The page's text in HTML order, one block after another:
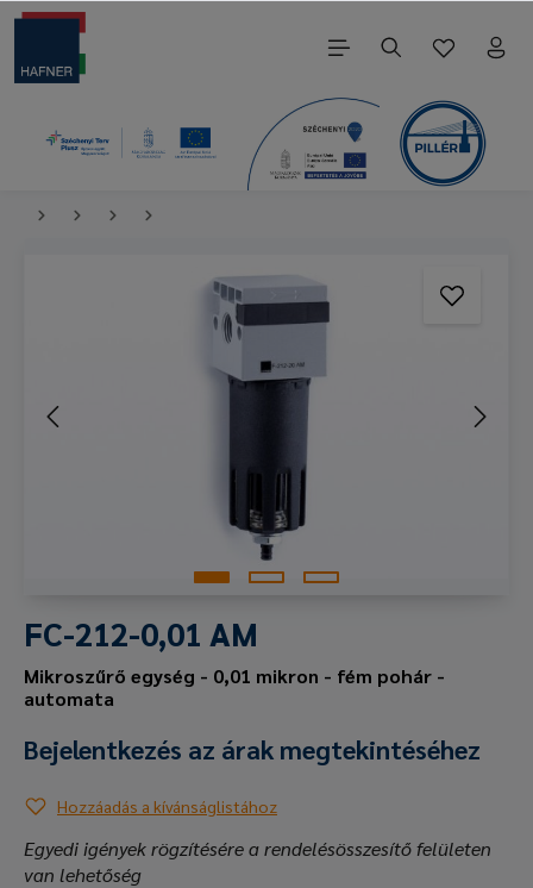
FC-212-0,01 AM
Mikroszűrő egység - 0,01 mikron - fém pohár -
automata
Bejelentkezés az árak megtekintéséhez
Hozzáadás a kívánságlistához
Egyedi igények rögzítésére a rendelésösszesítő felületen
van lehetőség